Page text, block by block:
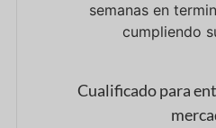
semanas en
cumpliendo
Cualificado para